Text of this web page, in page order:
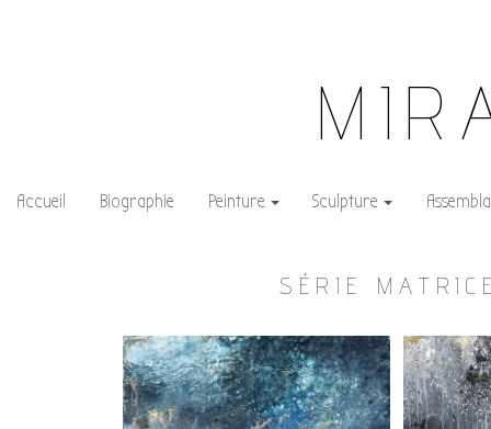
Accueil Biographie Peinture Sculpture
SÉRIE